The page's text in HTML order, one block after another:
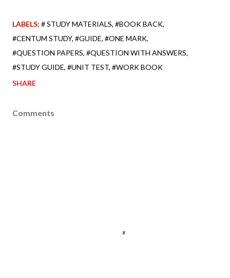
LABELS: # STUDY MATERIALS #BOOK BACK
#CENTUM STUDY #GUIDE #ONE MARK
#QUESTION PAPERS #QUESTION WITH ANSWERS
#STUDY GUIDE #UNIT TEST #WORK BOOK
SHARE
Comments